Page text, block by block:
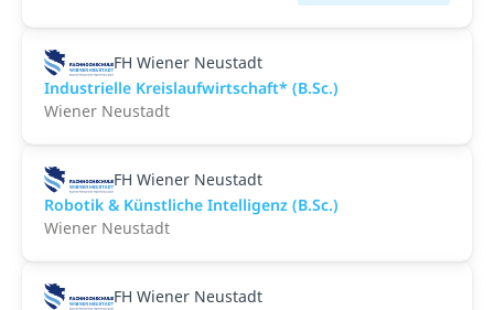
FH Wiener Neustadt
Industrielle Kreislaufwirtschaft* (B.Sc.)
Wiener Neustadt
FH Wiener Neustadt
Robotik & Künstliche Intelligenz (B.Sc.)
Wiener Neustadt
FH Wiener Neustadt